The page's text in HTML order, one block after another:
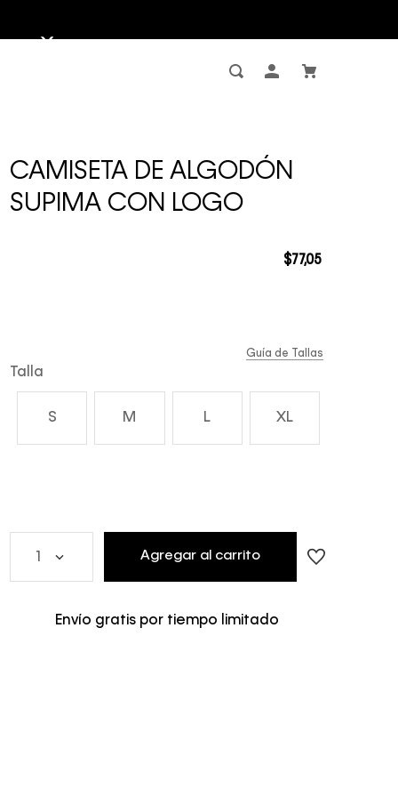
CAMISETA DE ALGODÓN
SUPIMA CON LOGO
$77,05
Talla
S M L XL
Guía de Tallas
Agregar al carrito
Envío gratis por tiempo limitado